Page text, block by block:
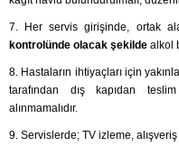
7. Her servis girişinde, ortak
kontrolünde olacak şekilde alkol
8. Hastaların ihtiyaçları için
tarafından dış kapıdan
alınmamalıdır.
9. Servislerde; TV izleme,